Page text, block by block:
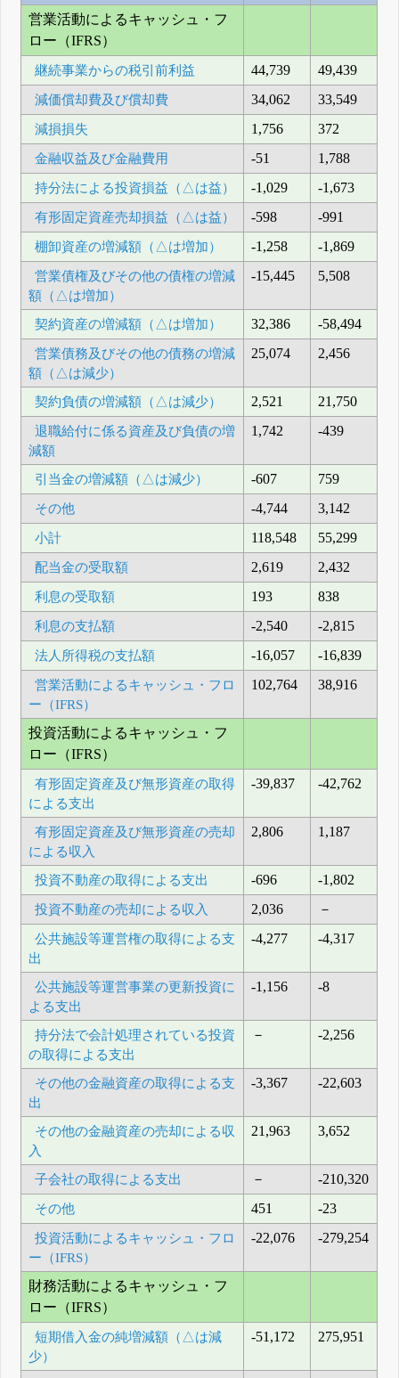
営業活動によるキャッシュ・フ
ロー（IFRS）
継続事業からの税引前利益
44,739
49,439
減価償却費及び償却費
34,062
33,549
減損損失
1,756
372
金融収益及び金融費用
-51
1,788
持分法による投資損益（△は益）
-1,029
-1,673
有形固定資産売却損益（△は益）
-598
-991
棚卸資産の増減額（△は増加）
-1,258
-1,869
営業債権及びその他の債権の増減
額（△は増加）
-15,445 5,508
契約資産の増減額（△は増加） 32,386
-58,494
営業債務及びその他の債務の増減
額（△は減少）
25,074 2,456
契約負債の増減額（△は減少） 2,521
21,750
退職給付に係る資産及び負債の増
減額
1,742 -439
引当金の増減額（△は減少） -607
759
その他
-4,744
3,142
小計
118,548
55,299
配当金の受取額
2,619
2,432
利息の受取額
193
838
利息の支払額
-2,540
-2,815
法人所得税の支払額
-16,057
-16,839
営業活動によるキャッシュ・フロ
ー（IFRS）
102,764 38,916
投資活動によるキャッシュ・フ
ロー（IFRS）
有形固定資産及び無形資産の取得
による支出
-39,837 -42,762
有形固定資産及び無形資産の売却
による収入
2,806 1,187
投資不動産の取得による支出 -696
-1,802
投資不動産の売却による収入
2,036
－
公共施設等運営権の取得による支
出
-4,277 -4,317
公共施設等運営事業の更新投資に
よる支出
-1,156 -8
持分法で会計処理されている投資
の取得による支出
－ -2,256
その他の金融資産の取得による支
出
-3,367 -22,603
その他の金融資産の売却による収
入
21,963 3,652
子会社の取得による支出 －
-210,320
その他
451
-23
投資活動によるキャッシュ・フロ
ー（IFRS）
-22,076 -279,254
財務活動によるキャッシュ・フ
ロー（IFRS）
短期借入金の純増減額（△は減
少）
-51,172 275,951